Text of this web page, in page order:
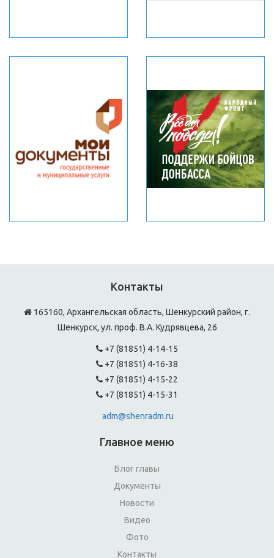
Контакты
165160, Архангельская область, Шенкурский район, г.
Шенкурск, ул. проф. В.А. Кудрявцева, 26
+7 (81851) 4-14-15
+7 (81851) 4-16-38
+7 (81851) 4-15-22
+7 (81851) 4-15-31
adm@shenradm.ru
Главное меню
Блог главы
Документы
Новости
Видео
Фото
Контакты